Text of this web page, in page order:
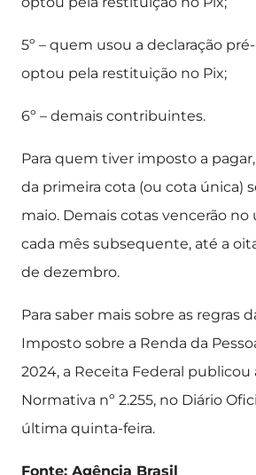
5º – quem usou a declaração
optou pela restituição no Pix;
6º – demais contribuintes.
Para quem tiver imposto a
da primeira cota (ou cota única)
maio. Demais cotas vencerão
cada mês subsequente, até a
de dezembro.
Para saber mais sobre as regras
Imposto sobre a Renda da
2024, a Receita Federal publicou
Normativa nº 2.255, no Diário
última quinta-feira.
Fonte: Agência Brasil